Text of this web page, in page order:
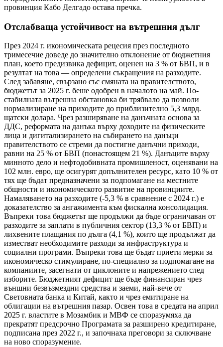
провинция Кабо Делгадо остава пречка.
Отслабваща устойчивост на вътрешния дълг
През 2024 г. икономическата рецесия през последното
тримесечие доведе до значително отклонение от бюджетния
план, което предизвика дефицит, оценен на 3 % от БВП, и в
резултат на това — определени съкращения на разходите.
След забавяне, свързано със смяната на правителството,
бюджетът за 2025 г. беше одобрен в началото на май. По-
стабилната вътрешна обстановка би трябвало да позволи
нормализиране на приходите до приблизително 5,3 млрд.
щатски долара. Чрез разширяване на данъчната основа за
ДДС, реформата на данъка върху доходите на физическите
лица и дигитализирането на събирането на данъци
правителството се стреми да постигне данъчни приходи,
равни на 25 % от БВП (понастоящем 21 %). Данъците върху
минното дело и нефтодобивната промишленост, оценявани на
102 млн. евро, ще осигурят допълнителен ресурс, като 10 % от
тях ще бъдат предназначени за подпомагане на местните
общности и икономическото развитие на провинциите.
Намаляването на разходите (-5,3 % в сравнение с 2024 г.) е
доказателство за ангажимента към фискална консолидация.
Въпреки това бюджетът ще продължи да бъде ограничаван от
разходите за заплати в публичния сектор (13,3 % от БВП) и
лихвените плащания по дълга (4,1 %), които ще продължат да
изместват необходимите разходи за инфраструктура и
социални програми. Въпреки това ще бъдат приети мерки за
икономическо стимулиране, по-специално за подпомагане на
компаниите, засегнати от циклоните и напрежението след
изборите. Бюджетният дефицит ще бъде финансиран чрез
външни безвъзмездни средства и заеми, най-вече от
Световната банка и Китай, както и чрез емитиране на
облигации на вътрешния пазар. Освен това в средата на април
2025 г. властите в Мозамбик и МВФ се споразумяха да
прекратят предсрочно Програмата за разширено кредитиране,
подписана през 2022 г., и започнаха преговори за сключване
на ново споразумение.